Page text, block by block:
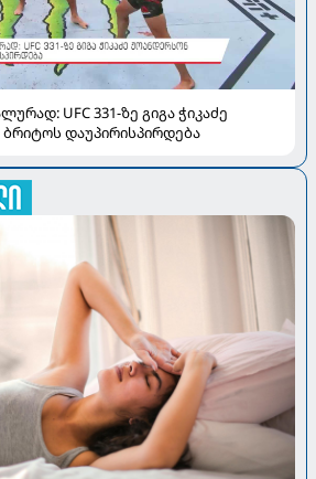
UFC 331-ზე გიგა ჭიკაძე
დაუპირისპირდება